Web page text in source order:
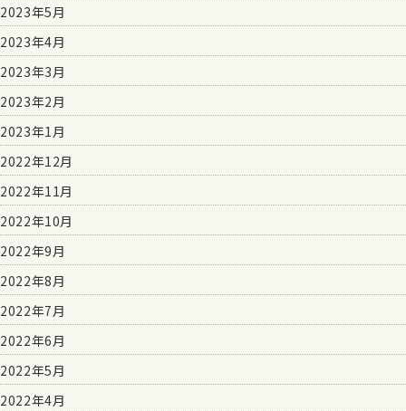
2023年5月
2023年4月
2023年3月
2023年2月
2023年1月
2022年12月
2022年11月
2022年10月
2022年9月
2022年8月
2022年7月
2022年6月
2022年5月
2022年4月